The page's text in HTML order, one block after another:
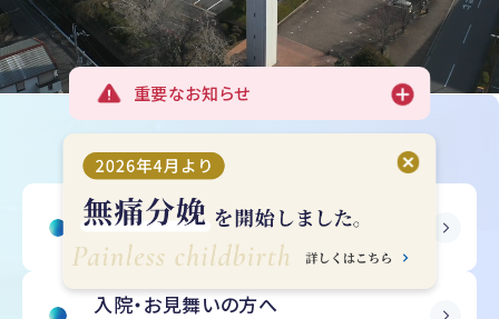
重要なお知らせ
受診される方へ
Outpatient Information
入院・お見舞いの方へ